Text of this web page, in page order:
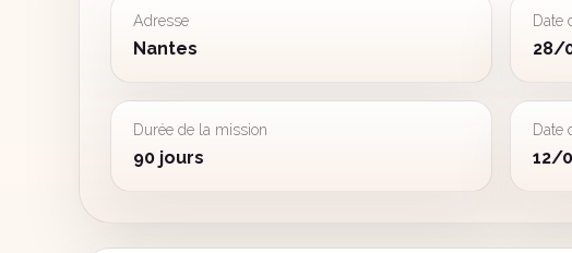
Adresse
Nantes
Date
28/
Durée de la mission
90 jours
Date
12/